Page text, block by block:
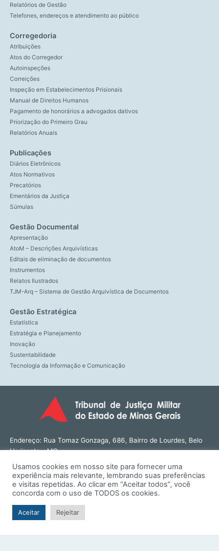
Relatórios de Gestão
Telefones, endereços e atendimento ao público
Corregedoria
Atribuições
Atos do Corregedor
Autoinspeções
Correições
Inspeção em Estabelecimentos Prisionais
Manual de Direitos Humanos
Pagamento de honorários a advogados dativos
Priorização do Primeiro Grau
Relatórios Anuais
Publicações
Diários Eletrônicos
Atos Normativos
Precatórios
Ementários da Justiça
Súmulas
Gestão Documental
Apresentação
AtoM – Descrições Arquivísticas
Editais de eliminação de documentos
Instrumentos
Relatos Ilustrados
TJM-Arq – Sistema de Gestão Arquivística de Documentos
Gestão Estratégica
Estatística
Estratégia e Planejamento
Inovação
Sustentabilidade
Tecnologia da Informação e Comunicação
Endereço: Rua Tomaz Gonzaga, 686, Bairro de Lourdes, Belo
Horizonte - MG
Tel: (31) 3274-1566
Contato: ouvidoria@tjmmg.jus.br
Funcionamento: Segunda a Sexta, das 8h às 18h
Usamos cookies em nosso site para fornecer uma
experiência mais relevante, lembrando suas preferências
e visitas repetidas. Ao clicar em “Aceitar todos”, você
concorda com o uso de TODOS os cookies.
Aceitar Rejeitar